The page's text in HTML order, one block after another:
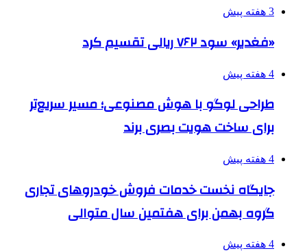
3 هفته پیش
«فغدیر» سود ۷۶۲ ریالی تقسیم کرد
4 هفته پیش
طراحی لوگو با هوش مصنوعی؛ مسیر سریع‌تر
برای ساخت هویت بصری برند
4 هفته پیش
جایگاه نخست خدمات فروش خودروهای تجاری
گروه بهمن برای هفتمین سال متوالی
4 هفته پیش